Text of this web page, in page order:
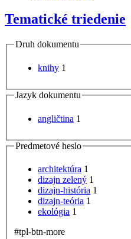
Tematické triedenie
Druh dokumentu
knihy 1
Jazyk dokumentu
angličtina 1
Predmetové heslo
architektúra 1
dizajn zelený 1
dizajn-história 1
dizajn-teória 1
ekológia 1
#tpl-btn-more